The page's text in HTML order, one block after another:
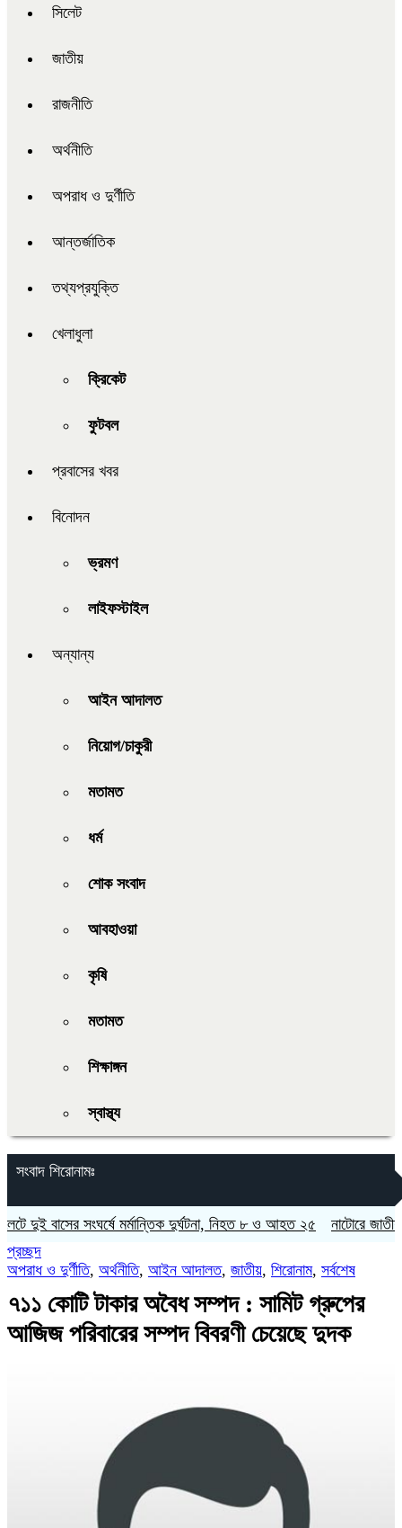
সিলেট
জাতীয়
রাজনীতি
অর্থনীতি
অপরাধ ও দুর্ণীতি
আন্তর্জাতিক
তথ্যপ্রযুক্তি
খেলাধুলা
ক্রিকেট
ফুটবল
প্রবাসের খবর
বিনোদন
ভ্রমণ
লাইফস্টাইল
অন্যান্য
আইন আদালত
নিয়োগ/চাকুরী
মতামত
ধর্ম
শোক সংবাদ
আবহাওয়া
কৃষি
মতামত
শিক্ষাঙ্গন
স্বাস্থ্য
সংবাদ শিরোনামঃ
বাসের সংঘর্ষে মর্মান্তিক দুর্ঘটনা, নিহত ৮ ও আহত ২৫ নাটোরে জাতীয়
প্রচ্ছদ
অপরাধ ও দুর্ণীতি, অর্থনীতি, আইন আদালত, জাতীয়, শিরোনাম, সর্বশেষ
৭১১ কোটি টাকার অবৈধ সম্পদ : সামিট গ্রুপের
আজিজ পরিবারের সম্পদ বিবরণী চেয়েছে দুদক